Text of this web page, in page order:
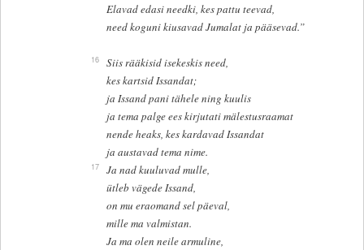
Elavad edasi needki, kes pattu teevad,
need koguni kiusavad Jumalat ja pääsevad.”
16
Siis rääkisid isekeskis need,
kes kartsid Issandat;
ja Issand pani tähele ning kuulis
ja tema palge ees kirjutati mälestusraamat
nende heaks, kes kardavad Issandat
ja austavad tema nime.
17
Ja nad kuuluvad mulle,
ütleb vägede Issand,
on mu eraomand sel päeval,
mille ma valmistan.
Ja ma olen neile armuline,